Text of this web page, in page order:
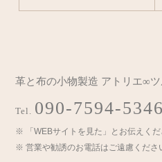
革と布の小物製造 アトリエ∞
Tel. 090-7594-5346
「WEBサイトを見た」とお伝えくだ
営業や勧誘のお電話はご遠慮くださ